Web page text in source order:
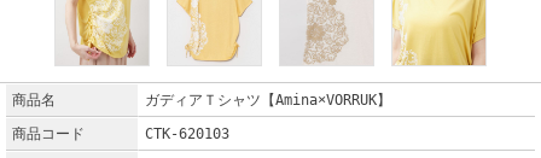
商品名
ガディアＴシャツ【Amina×VORRUK】
商品コード
CTK-620103